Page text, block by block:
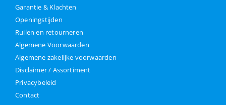
Garantie & Klachten
Openingstijden
Ruilen en retourneren
Algemene Voorwaarden
Algemene zakelijke voorwaarden
Disclaimer / Assortiment
Privacybeleid
Contact